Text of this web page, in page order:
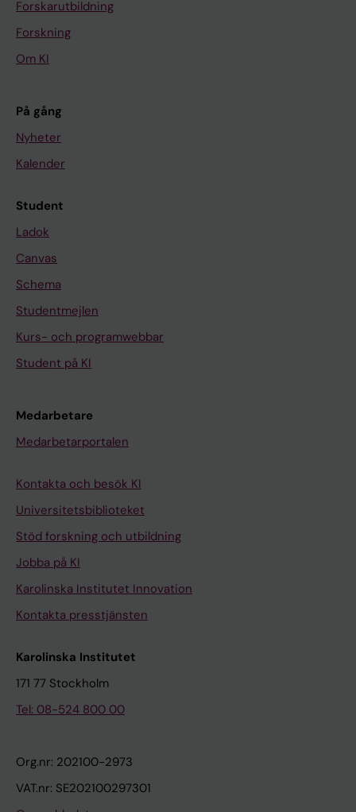
Forskarutbildning
Forskning
Om KI
På gång
Nyheter
Kalender
Student
Ladok
Canvas
Schema
Studentmejlen
Kurs- och programwebbar
Student på KI
Medarbetare
Medarbetarportalen
Kontakta och besök KI
Universitetsbiblioteket
Stöd forskning och utbildning
Jobba på KI
Karolinska Institutet Innovation
Kontakta presstjänsten
Karolinska Institutet
171 77 Stockholm
Tel: 08-524 800 00
Org.nr: 202100-2973
VAT.nr: SE202100297301